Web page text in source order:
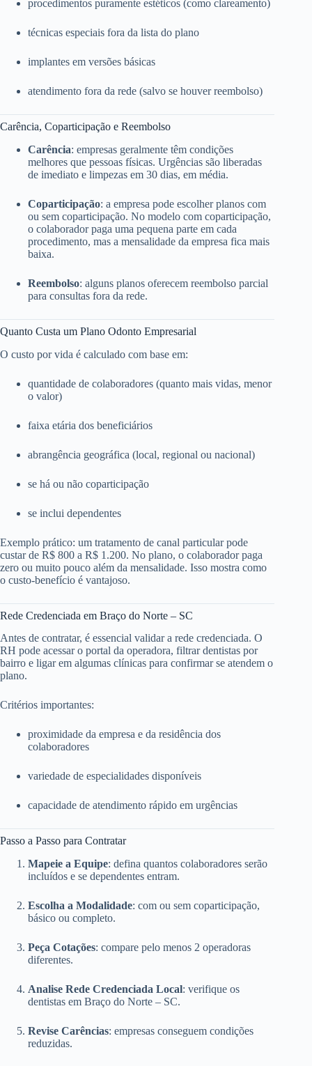
procedimentos puramente estéticos (como clareamento)
técnicas especiais fora da lista do plano
implantes em versões básicas
atendimento fora da rede (salvo se houver reembolso)
Carência, Coparticipação e Reembolso
Carência: empresas geralmente têm condições
melhores que pessoas físicas. Urgências são liberadas
de imediato e limpezas em 30 dias, em média.
Coparticipação: a empresa pode escolher planos com
ou sem coparticipação. No modelo com coparticipação,
o colaborador paga uma pequena parte em cada
procedimento, mas a mensalidade da empresa fica mais
baixa.
Reembolso: alguns planos oferecem reembolso parcial
para consultas fora da rede.
Quanto Custa um Plano Odonto Empresarial
O custo por vida é calculado com base em:
quantidade de colaboradores (quanto mais vidas, menor
o valor)
faixa etária dos beneficiários
abrangência geográfica (local, regional ou nacional)
se há ou não coparticipação
se inclui dependentes
Exemplo prático: um tratamento de canal particular pode
custar de R$ 800 a R$ 1.200. No plano, o colaborador paga
zero ou muito pouco além da mensalidade. Isso mostra como
o custo-benefício é vantajoso.
Rede Credenciada em Braço do Norte – SC
Antes de contratar, é essencial validar a rede credenciada. O
RH pode acessar o portal da operadora, filtrar dentistas por
bairro e ligar em algumas clínicas para confirmar se atendem o
plano.
Critérios importantes:
proximidade da empresa e da residência dos
colaboradores
variedade de especialidades disponíveis
capacidade de atendimento rápido em urgências
Passo a Passo para Contratar
Mapeie a Equipe: defina quantos colaboradores serão
incluídos e se dependentes entram.
Escolha a Modalidade: com ou sem coparticipação,
básico ou completo.
Peça Cotações: compare pelo menos 2 operadoras
diferentes.
Analise Rede Credenciada Local: verifique os
dentistas em Braço do Norte – SC.
Revise Carências: empresas conseguem condições
reduzidas.